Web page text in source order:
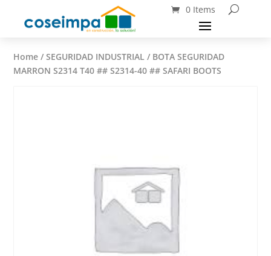
0 Items
Home /SEGURIDAD INDUSTRIAL / BOTA SEGURIDAD
MARRON S2314 T40 ## S2314-40 ## SAFARI BOOTS